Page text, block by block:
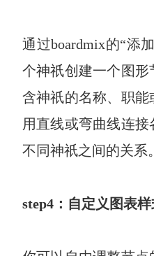
通过boardmix的“添
个神祇创建一个图
含神祇的名称、职
用直线或弯曲线连
不同神祇之间的关系。
step4：自定义图表